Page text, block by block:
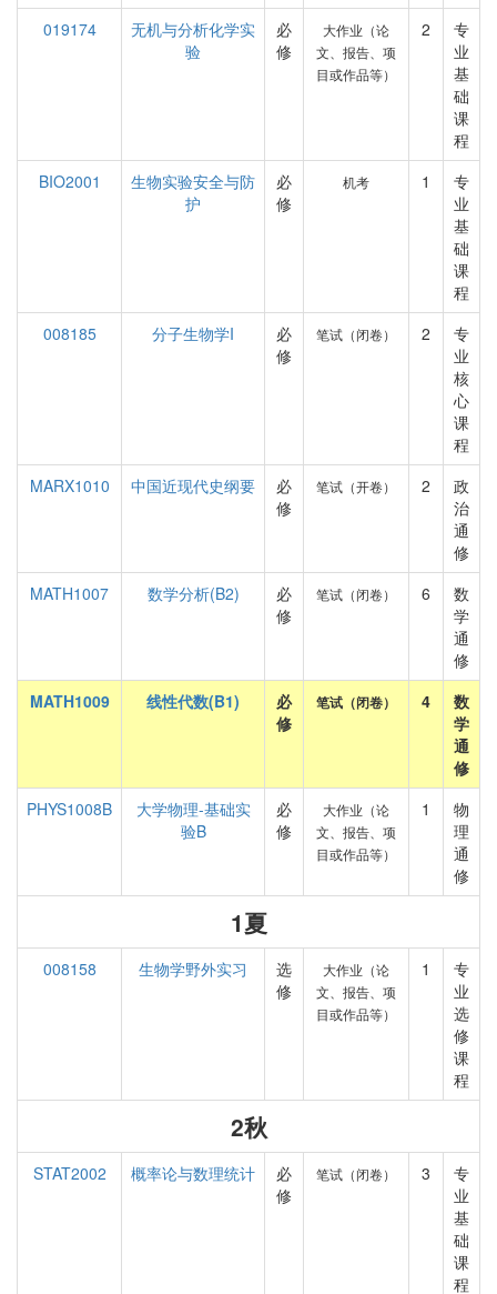
019174
无机与分析化学实
验
必
修
大作业（论
文、报告、项
目或作品等）
2
专
业
基
础
课
程
BIO2001
生物实验安全与防
护
必
修
机考 1
专
业
基
础
课
程
008185
分子生物学I
必
修
笔试（闭卷） 2
专
业
核
心
课
程
MARX1010
中国近现代史纲要
必
修
笔试（开卷） 2
政
治
通
修
MATH1007
数学分析(B2)
必
修
笔试（闭卷） 6
数
学
通
修
MATH1009
线性代数(B1)
必
修
笔试（闭卷） 4
数
学
通
修
PHYS1008B
大学物理-基础实
验B
必
修
大作业（论
文、报告、项
目或作品等）
1
物
理
通
修
1夏
008158 生物学野外实习
选
修
大作业（论
文、报告、项
目或作品等）
1
专
业
选
修
课
程
2秋
STAT2002 概率论与数理统计
必
修
笔试（闭卷） 3
专
业
基
础
课
程